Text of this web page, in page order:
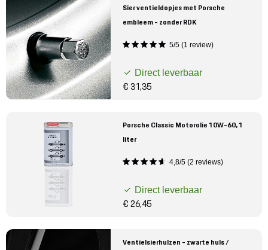
Sier ventieldopjes met Porsche
embleem - zonder RDK
5/5 (1 review)
Direct leverbaar
€ 31,35
Porsche Classic Motorolie 10W-60, 1
liter
4,8/5 (2 reviews)
Direct leverbaar
€ 26,45
Ventielsierhulzen - zwarte huls /